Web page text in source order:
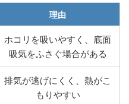
理由
ホコリを吸いやすく、底面
吸気をふさぐ場合がある
排気が逃げにくく、熱がこ
もりやすい